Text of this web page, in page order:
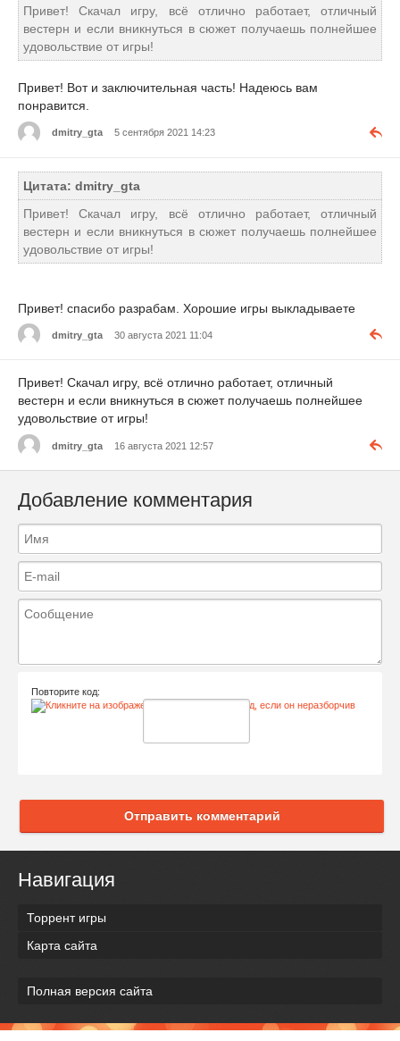
Привет! Скачал игру, всё отлично работает, отличный
вестерн и если вникнуться в сюжет получаешь полнейшее
удовольствие от игры!
Привет! Вот и заключительная часть! Надеюсь вам
понравится.
dmitry_gta 5 сентября 2021 14:23
Цитата: dmitry_gta
Привет! Скачал игру, всё отлично работает, отличный
вестерн и если вникнуться в сюжет получаешь полнейшее
удовольствие от игры!
Привет! спасибо разрабам. Хорошие игры выкладываете
dmitry_gta 30 августа 2021 11:04
Привет! Скачал игру, всё отлично работает, отличный
вестерн и если вникнуться в сюжет получаешь полнейшее
удовольствие от игры!
dmitry_gta 16 августа 2021 12:57
Добавление комментария
Повторите код:
Отправить комментарий
Навигация
Торрент игры
Карта сайта
Полная версия сайта